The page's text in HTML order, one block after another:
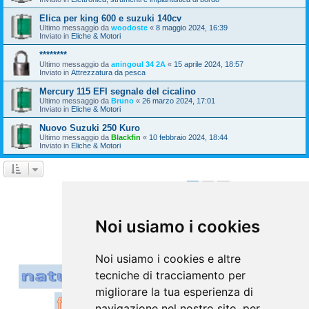
Noi usiamo i cookies
Noi usiamo i cookies e altre
tecniche di tracciamento per
migliorare la tua esperienza di
Elica per king 600 e suzuki 140cv
Ultimo messaggio da woodoste « 8 maggio 2024, 16:39
Inviato in Eliche & Motori
********
Ultimo messaggio da aningoul 34 2A « 15 aprile 2024, 18:57
Inviato in Attrezzatura da pesca
Mercury 115 EFI segnale del cicalino
Ultimo messaggio da Bruno « 26 marzo 2024, 17:01
Inviato in Eliche & Motori
Nuovo Suzuki 250 Kuro
Ultimo messaggio da Blackfin « 10 febbraio 2024, 18:44
Inviato in Eliche & Motori